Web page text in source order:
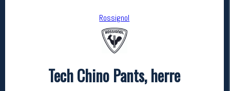
Rossignol
Tech Chino Pants, herre
Rossignol
1500,- MEDLEM:1125,-